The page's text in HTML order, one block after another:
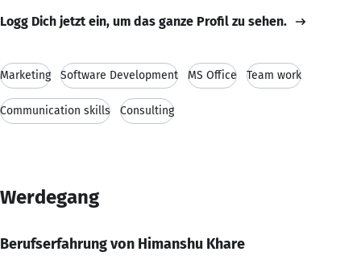
Logg Dich jetzt ein, um das ganze Profil zu sehen.
Marketing Software Development MS Office Team work
Communication skills Consulting
Werdegang
Berufserfahrung von Himanshu Khare